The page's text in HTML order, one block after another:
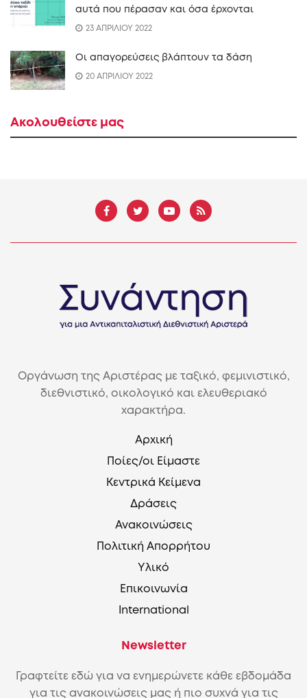
αυτά που πέρασαν και όσα έρχονται
23 ΑΠΡΙΛΙΟΥ 2022
Οι απαγορεύσεις βλάπτουν τα δάση
20 ΑΠΡΙΛΙΟΥ 2022
Ακολουθείστε μας
Οργάνωση της Αριστέρας με ταξικό, φεμινιστικό,
διεθνιστικό, οικολογικό και ελευθεριακό
χαρακτήρα.
Αρχική
Ποίες/οι Είμαστε
Κεντρικά Κείμενα
Δράσεις
Ανακοινώσεις
Πολιτική Απορρήτου
Υλικό
Επικοινωνία
International
Newsletter
Γραφτείτε εδώ για να ενημερώνετε κάθε εβδομάδα
για τις ανακοινώσεις μας ή πιο συχνά για τις